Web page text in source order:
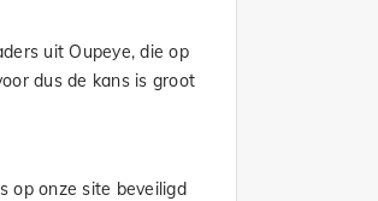
uit Oupeye, die op
dus de kans is groot
op onze site beveiligd